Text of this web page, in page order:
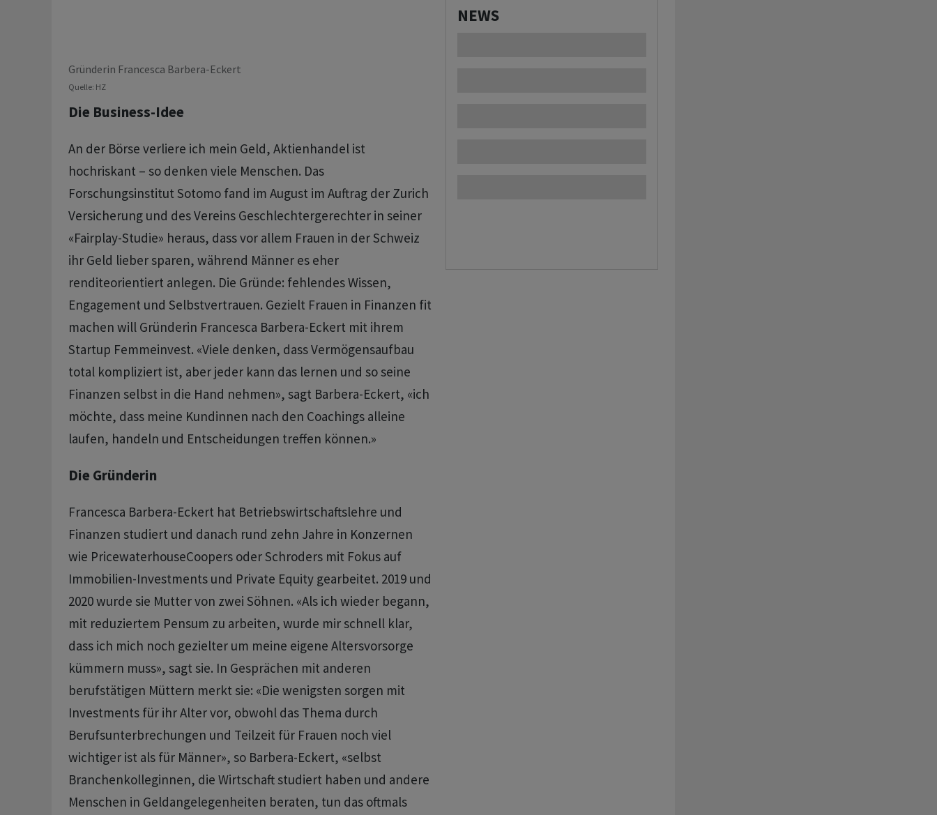
Gründerin Francesca Barbera-Eckert
Quelle: HZ
Die Business-Idee
An der Börse verliere ich mein Geld, Aktienhandel ist
hochriskant – so denken viele Menschen. Das
Forschungsinstitut Sotomo fand im August im Auftrag der Zurich
Versicherung und des Vereins Geschlechtergerechter in seiner
«Fairplay-Studie» heraus, dass vor allem Frauen in der Schweiz
ihr Geld lieber sparen, während Männer es eher
renditeorientiert anlegen. Die Gründe: fehlendes Wissen,
Engagement und Selbstvertrauen. Gezielt Frauen in Finanzen fit
machen will Gründerin Francesca Barbera-Eckert mit ihrem
Startup Femmeinvest. «Viele denken, dass Vermögensaufbau
total kompliziert ist, aber jeder kann das lernen und so seine
Finanzen selbst in die Hand nehmen», sagt Barbera-Eckert, «ich
möchte, dass meine Kundinnen nach den Coachings alleine
laufen, handeln und Entscheidungen treffen können.»
Die Gründerin
Francesca Barbera-Eckert hat Betriebswirtschaftslehre und
Finanzen studiert und danach rund zehn Jahre in Konzernen
wie PricewaterhouseCoopers oder Schroders mit Fokus auf
Immobilien-Investments und Private Equity gearbeitet. 2019 und
2020 wurde sie Mutter von zwei Söhnen. «Als ich wieder begann,
mit reduziertem Pensum zu arbeiten, wurde mir schnell klar,
dass ich mich noch gezielter um meine eigene Altersvorsorge
kümmern muss», sagt sie. In Gesprächen mit anderen
berufstätigen Müttern merkt sie: «Die wenigsten sorgen mit
Investments für ihr Alter vor, obwohl das Thema durch
Berufsunterbrechungen und Teilzeit für Frauen noch viel
wichtiger ist als für Männer», so Barbera-Eckert, «selbst
Branchenkolleginnen, die Wirtschaft studiert haben und andere
Menschen in Geldangelegenheiten beraten, tun das oftmals
NEWS